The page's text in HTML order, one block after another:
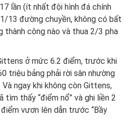
lần (ít nhất đội hình đá chính
13 đường chuyền, không có bất
thành công nào và thua 2/3 pha
ở mức 6.2 điểm, trước khi
triệu bảng phải rời sân nhường
ngay khi không còn Gittens,
tìm thấy “điểm nổ” và ghi liền 2
vươn lên dẫn trước “Bầy